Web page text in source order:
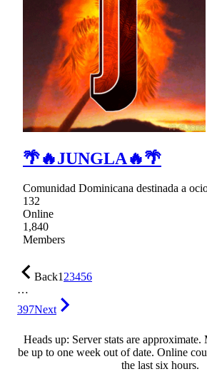
🌴🔥JUNGLA🔥🌴
Comunidad Dominicana destinada a
132
Online
1,840
Members
Back123456
…
397Next
Heads up: Server stats are approximate.
be up to one week out of date. Online
the last six hours.